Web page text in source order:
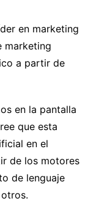
en marketing
marketing
a partir de
en la pantalla
que esta
en el
de los motores
de lenguaje